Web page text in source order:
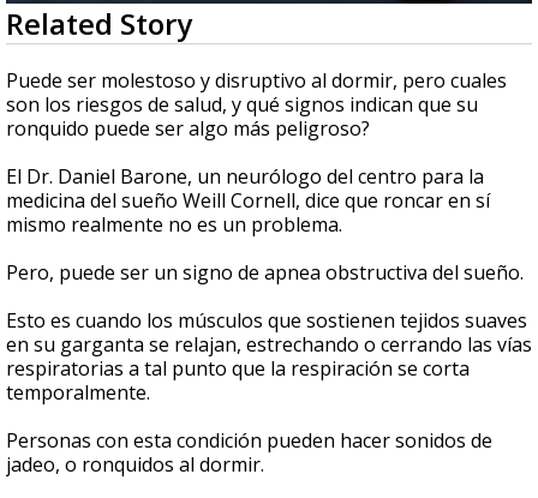
0
seconds
of
2
minutes,
18
seconds
Related Story
Puede ser molestoso y disruptivo al dormir, pero cuales
son los riesgos de salud, y qué signos indican que su
ronquido puede ser algo más peligroso?
El Dr. Daniel Barone, un neurólogo del centro para la
medicina del sueño Weill Cornell, dice que roncar en sí
mismo realmente no es un problema.
Pero, puede ser un signo de apnea obstructiva del sueño.
Esto es cuando los músculos que sostienen tejidos suaves
en su garganta se relajan, estrechando o cerrando las vías
respiratorias a tal punto que la respiración se corta
temporalmente.
Personas con esta condición pueden hacer sonidos de
jadeo, o ronquidos al dormir.